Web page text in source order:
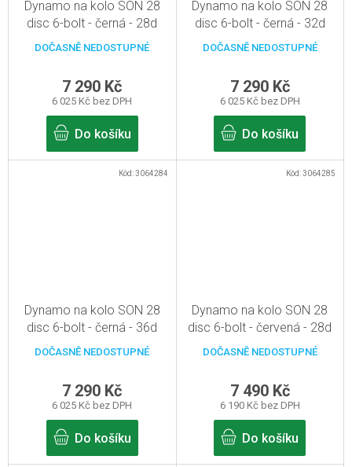
Dynamo na kolo SON 28
disc 6-bolt - černá - 28d
DOČASNĚ NEDOSTUPNÉ
6 025 Kč bez DPH
7 290 Kč
Do košíku
Dynamo na kolo SON 28
disc 6-bolt - černá - 32d
DOČASNĚ NEDOSTUPNÉ
6 025 Kč bez DPH
7 290 Kč
Do košíku
Dynamo na kolo SON 28
disc 6-bolt - černá - 36d
DOČASNĚ NEDOSTUPNÉ
6 025 Kč bez DPH
7 290 Kč
Do košíku
Kód:3064284
Dynamo na kolo SON 28
disc 6-bolt - červená - 28d
DOČASNĚ NEDOSTUPNÉ
6 190 Kč bez DPH
7 490 Kč
Do košíku
Kód:3064285